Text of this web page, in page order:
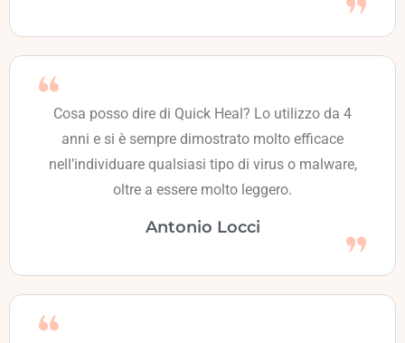
Cosa posso dire di Quick Heal? Lo utilizzo da 4
anni e si è sempre dimostrato molto efficace
nell’individuare qualsiasi tipo di virus o malware,
oltre a essere molto leggero.
Antonio Locci